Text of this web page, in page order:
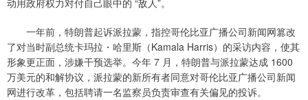
动用政府权力对付自己眼中的 “敌人”。
一年前，特朗普起诉派拉蒙，指控哥伦比亚广播公司新闻网篡改
了对当时副总统卡玛拉・哈里斯（Kamala Harris）的采访内容，使其
形象更正面，涉嫌干预选举。今年 7 月，特朗普与派拉蒙达成 1600
万美元的和解协议，派拉蒙的新所有者同意对哥伦比亚广播公司新闻
网进行改革，包括聘请一名监察员负责审查有关偏见的投诉。